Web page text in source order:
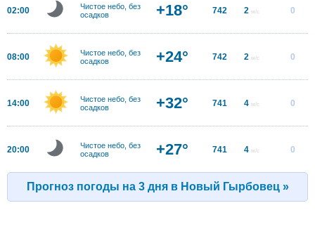
02:00
Чистое небо, без
осадков
+18° 742 2 м/с 0
08:00
Чистое небо, без
осадков
+24° 742 2 м/с 0
14:00
Чистое небо, без
осадков
+32° 741 4 м/с 0
20:00
Чистое небо, без
осадков
+27° 741 4 м/с 0
Прогноз погоды на 3 дня в Новый Гырбовец »